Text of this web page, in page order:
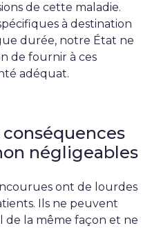
de cette maladie.
à destination
durée, notre État ne
de fournir à ces
adéquat.
conséquences
négligeables
ont de lourdes
Ils ne peuvent
la même façon et ne